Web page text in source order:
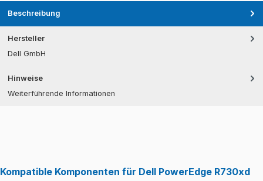
Beschreibung
Hersteller
Dell GmbH
Hinweise
Weiterführende Informationen
Kompatible Komponenten für Dell PowerEdge R730xd